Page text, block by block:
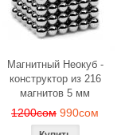
Магнитный Неокуб -
конструктор из 216
магнитов 5 мм
1200сом 990сом